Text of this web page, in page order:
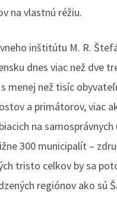
na vlastnú réžiu.
inštitútu M. R.
dnes viac než dve
menej než tisíc
a primátorov, viac
na
300 municipalít –
tristo celkov by sa
regiónov ako sú